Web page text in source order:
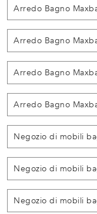
Arredo Bagno
Arredo Bagno
Arredo Bagno
Arredo Bagno
Negozio di mobili
Negozio di mobili
Negozio di mobili